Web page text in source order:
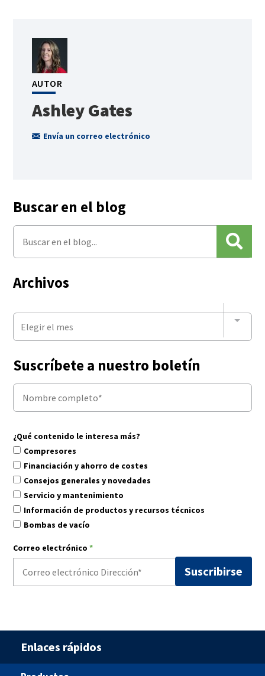
AUTOR
Ashley Gates
Envía un correo electrónico
Buscar en el blog
Archivos
Elegir el mes
Suscríbete a nuestro boletín
¿Qué contenido le interesa más?
Compresores
Financiación y ahorro de costes
Consejos generales y novedades
Servicio y mantenimiento
Información de productos y recursos técnicos
Bombas de vacío
Correo electrónico *
Enlaces rápidos